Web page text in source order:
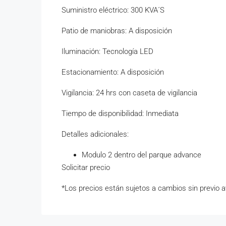
Suministro eléctrico: 300 KVA´S
Patio de maniobras: A disposición
Iluminación: Tecnología LED
Estacionamiento: A disposición
Vigilancia: 24 hrs con caseta de vigilancia
Tiempo de disponibilidad: Inmediata
Detalles adicionales:
Modulo 2 dentro del parque advance
Solicitar precio
*Los precios están sujetos a cambios sin previo